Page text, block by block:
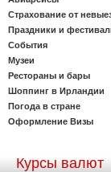
Страхование от
Праздники и
События
Музеи
Рестораны и бары
Шоппинг в Ирландии
Погода в стране
Оформление Визы
Курсы валют